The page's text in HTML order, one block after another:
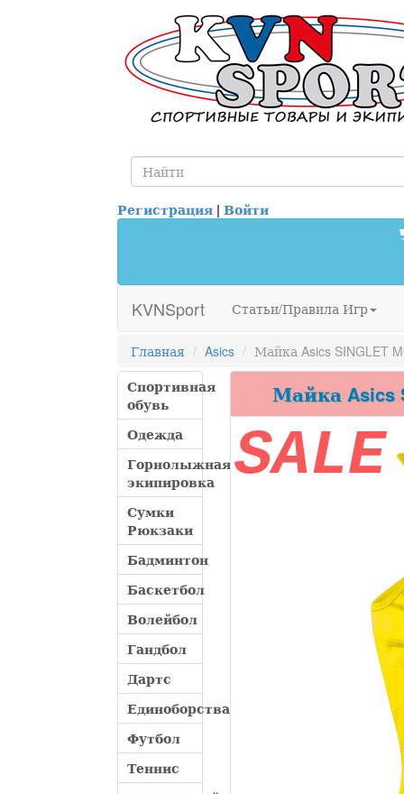
Регистрация | Войти
KVNSport Статьи/Правила Игр
Главная Asics
Майка Asics SINGLET
Спортивная
обувь
Одежда
Горнолыжная
экипировка
Сумки
Рюкзаки
Бадминтон
Баскетбол
Волейбол
Гандбол
Дартс
Единоборства
Футбол
Теннис
Майка Asics
SALE